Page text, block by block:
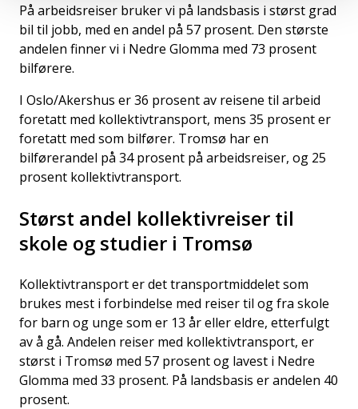
På arbeidsreiser bruker vi på landsbasis i størst grad
bil til jobb, med en andel på 57 prosent. Den største
andelen finner vi i Nedre Glomma med 73 prosent
bilførere.
I Oslo/Akershus er 36 prosent av reisene til arbeid
foretatt med kollektivtransport, mens 35 prosent er
foretatt med som bilfører. Tromsø har en
bilførerandel på 34 prosent på arbeidsreiser, og 25
prosent kollektivtransport.
Størst andel kollektivreiser til
skole og studier i Tromsø
Kollektivtransport er det transportmiddelet som
brukes mest i forbindelse med reiser til og fra skole
for barn og unge som er 13 år eller eldre, etterfulgt
av å gå. Andelen reiser med kollektivtransport, er
størst i Tromsø med 57 prosent og lavest i Nedre
Glomma med 33 prosent. På landsbasis er andelen 40
prosent.